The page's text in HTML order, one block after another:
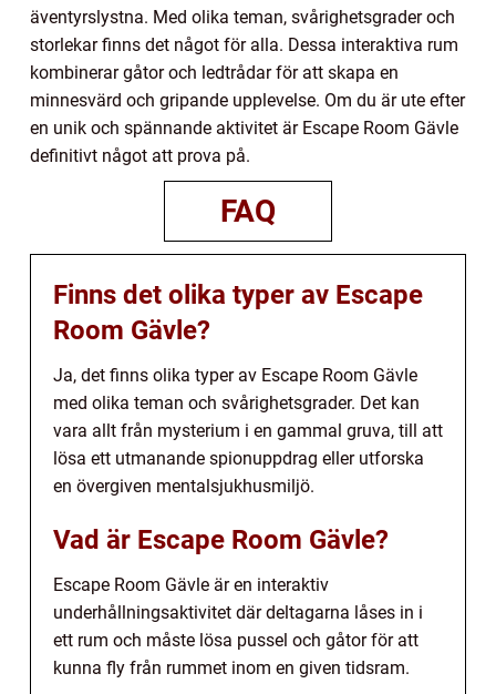
äventyrslystna. Med olika teman, svårighetsgrader och
storlekar finns det något för alla. Dessa interaktiva rum
kombinerar gåtor och ledtrådar för att skapa en
minnesvärd och gripande upplevelse. Om du är ute efter
en unik och spännande aktivitet är Escape Room Gävle
definitivt något att prova på.
FAQ
Finns det olika typer av Escape
Room Gävle?
Ja, det finns olika typer av Escape Room Gävle
med olika teman och svårighetsgrader. Det kan
vara allt från mysterium i en gammal gruva, till att
lösa ett utmanande spionuppdrag eller utforska
en övergiven mentalsjukhusmiljö.
Vad är Escape Room Gävle?
Escape Room Gävle är en interaktiv
underhållningsaktivitet där deltagarna låses in i
ett rum och måste lösa pussel och gåtor för att
kunna fly från rummet inom en given tidsram.